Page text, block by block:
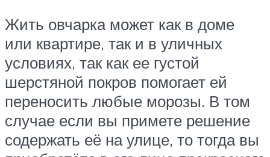
Жить овчарка может как в доме
или квартире, так и в уличных
условиях, так как ее густой
шерстяной покров помогает ей
переносить любые морозы. В том
случае если вы примете решение
содержать её на улице, то тогда вы